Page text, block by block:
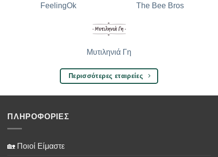
FeelingOk The Bee Bros
Μυτιληνιά Γη
Περισσότερες εταιρείες
ΠΛΗΡΟΦΟΡΙΕΣ
🏡 Ποιοί Είμαστε